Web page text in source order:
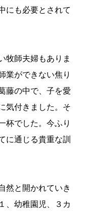
にも必要とされて
牧師夫婦もありま
業ができない焦り
藤の中で、子を愛
気付きました。そ
杯でした。今ふり
に通じる貴重な訓
然と開かれていき
、幼稚園児、３カ